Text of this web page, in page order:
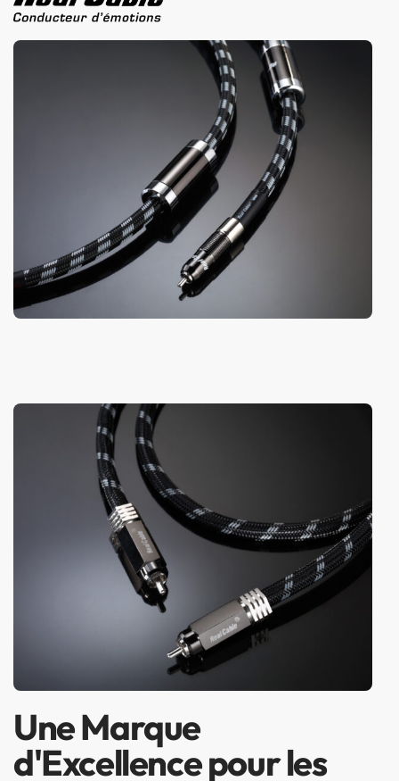
Une Marque
d'Excellence pour les